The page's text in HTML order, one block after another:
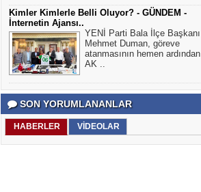
Kimler Kimlerle Belli Oluyor? - GÜNDEM -
İnternetin Ajansı..
YENİ Parti Bala İlçe Başkanı
Mehmet Duman, göreve
atanmasının hemen ardından
AK ..
SON YORUMLANANLAR
HABERLER VİDEOLAR